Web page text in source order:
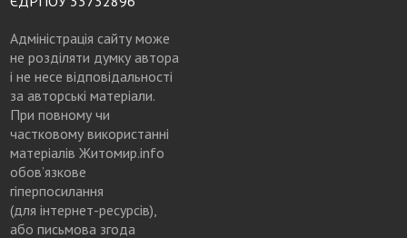
Адміністрація сайту може
не розділяти думку автора
і не несе відповідальності
за авторські матеріали.
При повному чи
частковому використанні
матеріалів Житомир.info
обов’язкове
гіперпосилання
(для інтернет-ресурсів),
або письмова згода